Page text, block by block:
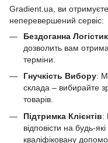
Gradient.ua, ви
неперевершений сервіс:
Бездоганна
дозволить вам
терміни.
Гнучкість Вибору:
склада – вибирайте
товарів.
Підтримка Клієнтів:
відповісти на будь-
кваліфіковану